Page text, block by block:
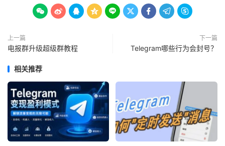
        
上一篇
电报群升级超级群教程
下一篇
Telegram哪些行为会封号？
相关推荐